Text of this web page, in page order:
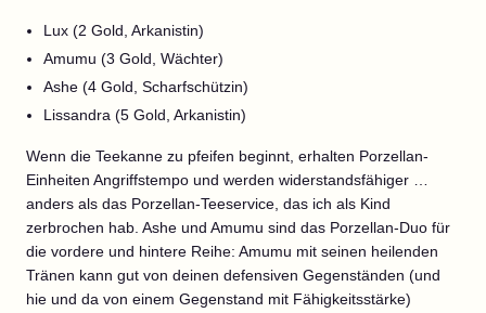
Lux (2 Gold, Arkanistin)
Amumu (3 Gold, Wächter)
Ashe (4 Gold, Scharfschützin)
Lissandra (5 Gold, Arkanistin)
Wenn die Teekanne zu pfeifen beginnt, erhalten Porzellan-
Einheiten Angriffstempo und werden widerstandsfähiger …
anders als das Porzellan-Teeservice, das ich als Kind
zerbrochen hab. Ashe und Amumu sind das Porzellan-Duo für
die vordere und hintere Reihe: Amumu mit seinen heilenden
Tränen kann gut von deinen defensiven Gegenständen (und
hie und da von einem Gegenstand mit Fähigkeitsstärke)